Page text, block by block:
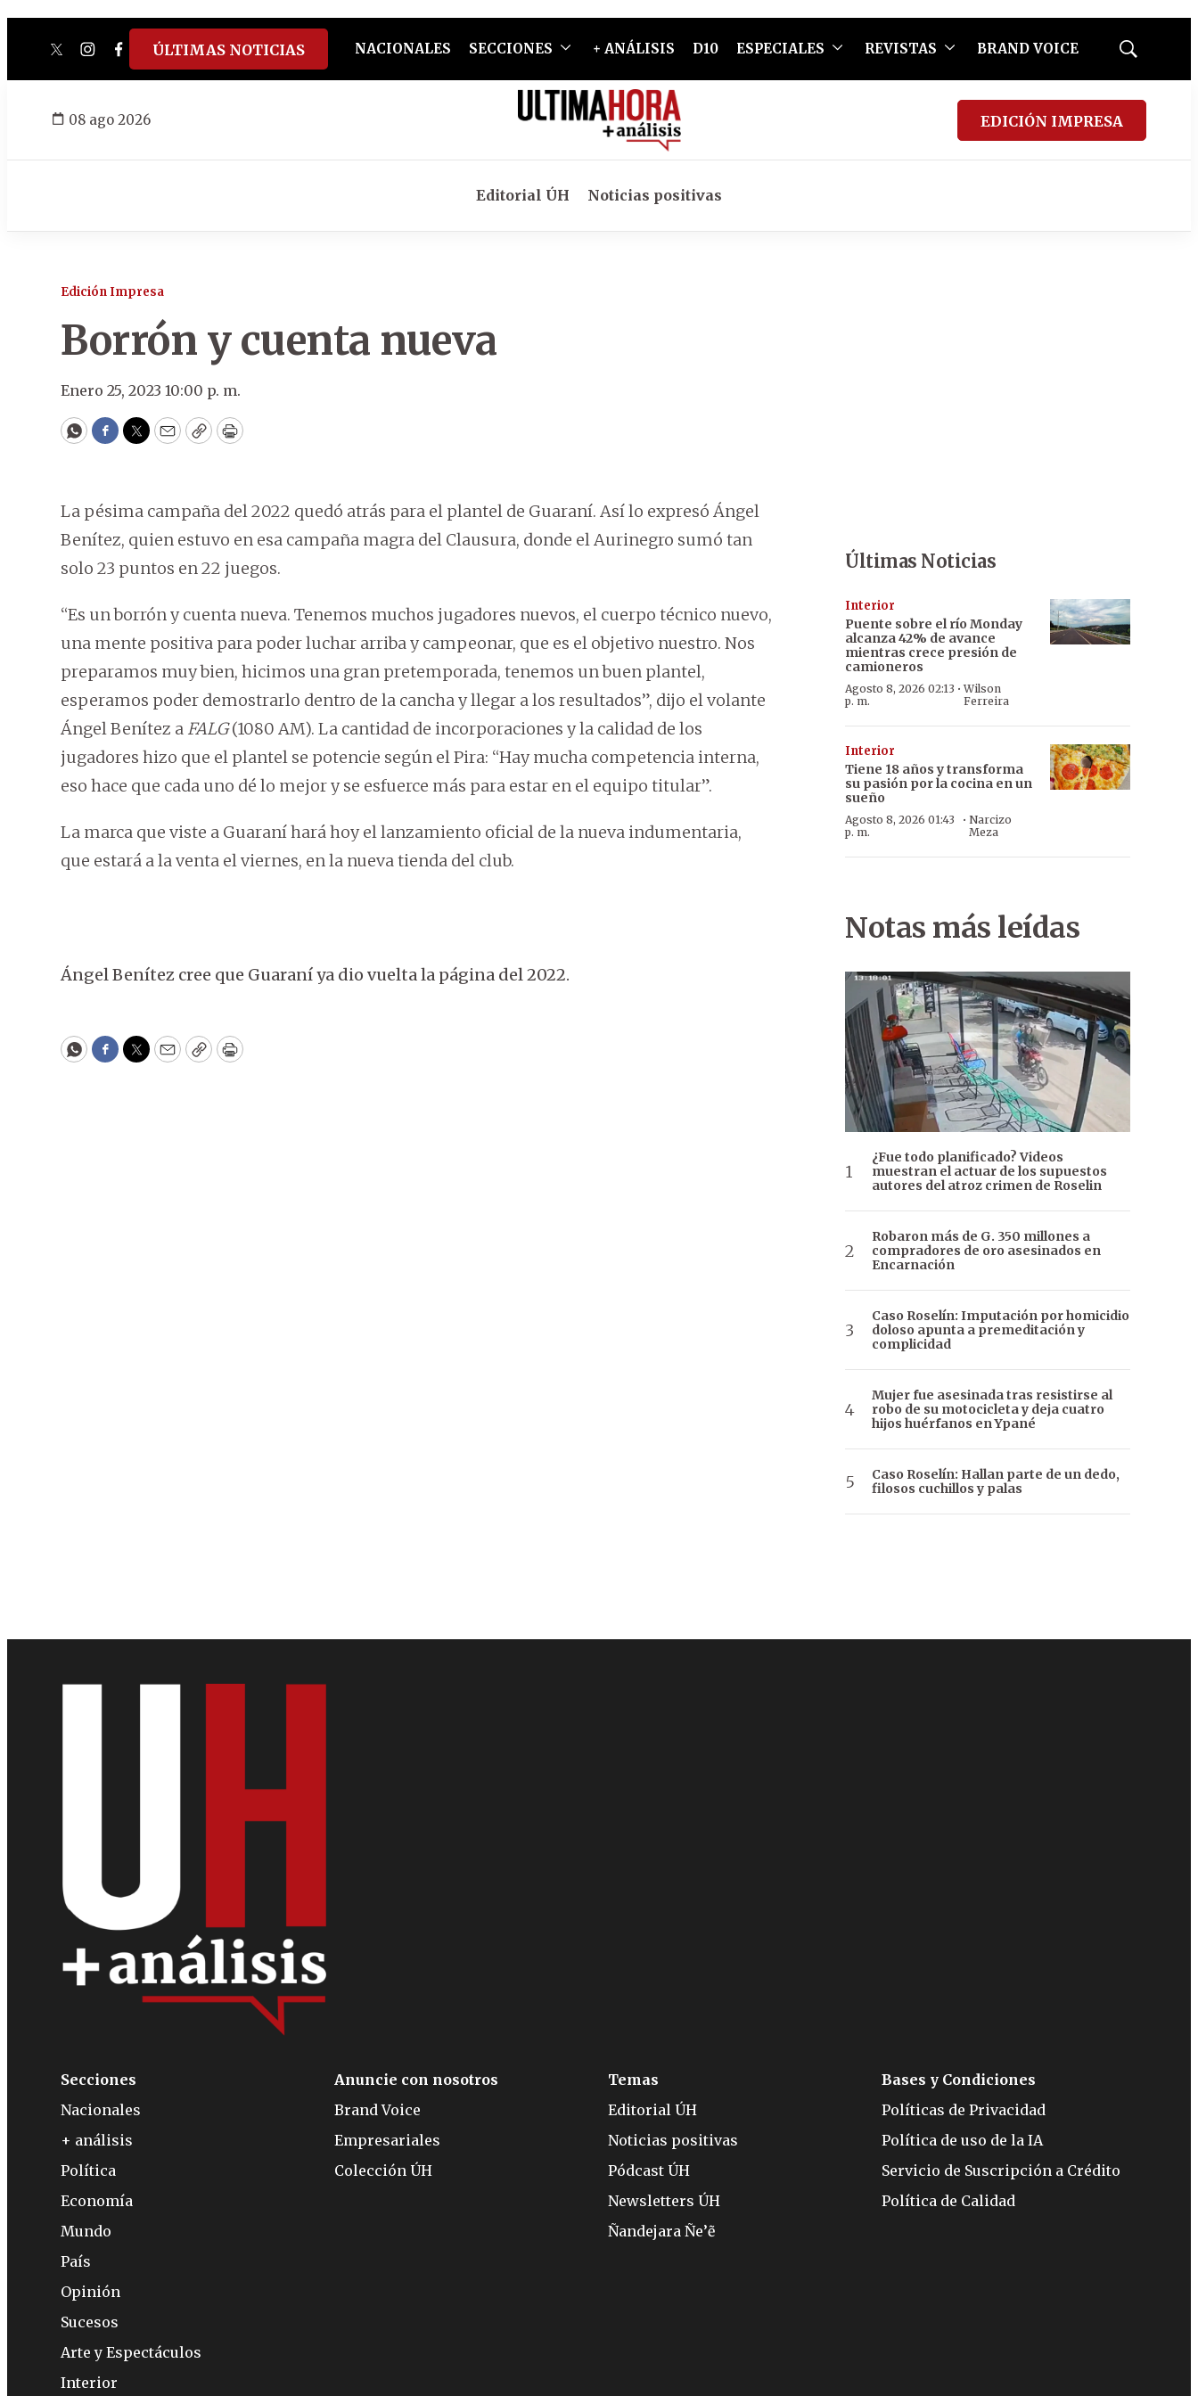
twitterinstagram
facebook
tiktokyoutube
spotify
ÚLTIMAS NOTICIAS NACIONALES SECCIONES + ANÁLISIS D10 ESPECIALES REVISTAS BRAND VOICE
Mostrar
08 ago 2026 EDICIÓN IMPRESA
Editorial ÚH Noticias positivas
Edición Impresa
Borrón y cuenta nueva
Enero 25, 2023 10:00 p. m.
WhatsApp
Facebook
Twitter
EmailCopyPrint
La pésima campaña del 2022 quedó atrás para el plantel de Guaraní. Así lo expresó Ángel
Benítez, quien estuvo en esa campaña magra del Clausura, donde el Aurinegro sumó tan
solo 23 puntos en 22 juegos.
“Es un borrón y cuenta nueva. Tenemos muchos jugadores nuevos, el cuerpo técnico nuevo,
una mente positiva para poder luchar arriba y campeonar, que es el objetivo nuestro. Nos
preparamos muy bien, hicimos una gran pretemporada, tenemos un buen plantel,
esperamos poder demostrarlo dentro de la cancha y llegar a los resultados”, dijo el volante
Ángel Benítez a FALG(1080 AM). La cantidad de incorporaciones y la calidad de los
jugadores hizo que el plantel se potencie según el Pira: “Hay mucha competencia interna,
eso hace que cada uno dé lo mejor y se esfuerce más para estar en el equipo titular”.
La marca que viste a Guaraní hará hoy el lanzamiento oficial de la nueva indumentaria,
que estará a la venta el viernes, en la nueva tienda del club.
Ángel Benítez cree que Guaraní ya dio vuelta la página del 2022.
WhatsApp
Facebook
Twitter
EmailCopyPrint
Últimas Noticias
Interior
Puente sobre el río Monday
alcanza 42% de avance
mientras crece presión de
camioneros
Agosto 8, 2026 02:13
p. m.
·Wilson
Ferreira
Interior
Tiene 18 años y transforma
su pasión por la cocina en un
sueño
Agosto 8, 2026 01:43
p. m.
·Narcizo
Meza
Notas más leídas
¿Fue todo planificado? Videos
muestran el actuar de los supuestos
autores del atroz crimen de Roselin
Robaron más de G. 350 millones a
compradores de oro asesinados en
Encarnación
Caso Roselín: Imputación por homicidio
doloso apunta a premeditación y
complicidad
Mujer fue asesinada tras resistirse al
robo de su motocicleta y deja cuatro
hijos huérfanos en Ypané
Caso Roselín: Hallan parte de un dedo,
filosos cuchillos y palas
Secciones
Nacionales
+ análisis
Política
Economía
Mundo
País
Opinión
Sucesos
Arte y Espectáculos
Interior
Anuncie con nosotros
Brand Voice
Empresariales
Colección ÚH
Temas
Editorial ÚH
Noticias positivas
Pódcast ÚH
Newsletters ÚH
Ñandejara Ñe’ẽ
Bases y Condiciones
Políticas de Privacidad
Política de uso de la IA
Servicio de Suscripción a Crédito
Política de Calidad